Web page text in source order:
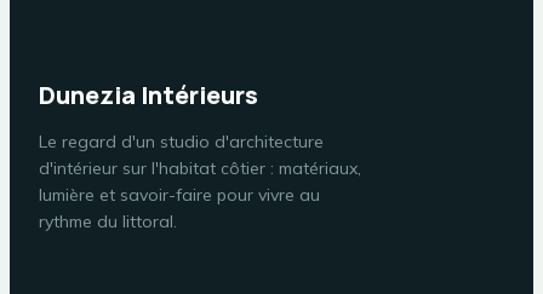
Dunezia Intérieurs
Le regard d'un studio d'architecture
d'intérieur sur l'habitat côtier : matériaux,
lumière et savoir-faire pour vivre au
rythme du littoral.